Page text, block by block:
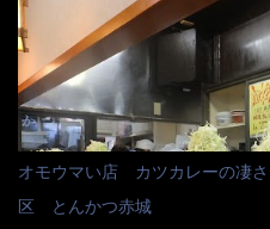
からね、得がどれくらいの満腹
桶は、銭湯で使う洗い桶サイズ
と湯が注がれていたら食べ進む
う。 これなら茹で上がった直後
いか！ 別皿で、葱と天かすを満
れに湯が無い利点として、汁が
れ！！ 湯があると、うどんと共
う。つまりラーメンの麺にスー
拶＞としての贈り物の習慣です
るかと・・・小生もお中元やお
パリ） まぁ～この慣習が残っ
士（昇進目的）などの世界でし
感じかな。 丸亀製麺と云えば
は？）へ広がった、讃岐饂飩チ
方には店舗に寄って違う！と云
オモウマい店 カツカレーの凄
区 とんかつ赤城